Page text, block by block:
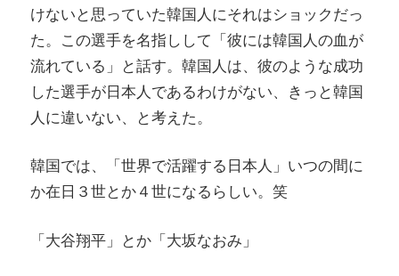
けないと思っていた韓国人にそれはショックだっ
た。この選手を名指しして「彼には韓国人の血が
流れている」と話す。韓国人は、彼のような成功
した選手が日本人であるわけがない、きっと韓国
人に違いない、と考えた。
韓国では、「世界で活躍する日本人」いつの間に
か在日３世とか４世になるらしい。笑
「大谷翔平」とか「大坂なおみ」